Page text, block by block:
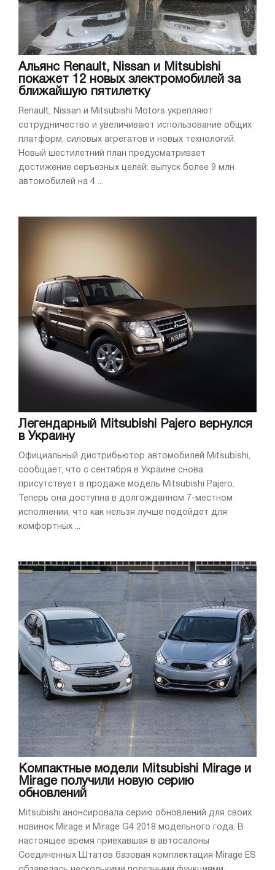
Альянс Renault, Nissan и Mitsubishi
покажет 12 новых электромобилей за
ближайшую пятилетку
Renault, Nissan и Mitsubishi Motors укрепляют
сотрудничество и увеличивают использование общих
платформ, силовых агрегатов и новых технологий.
Новый шестилетний план предусматривает
достижение серъезных целей: выпуск более 9 млн
автомобилей на 4 ...
Легендарный Mitsubishi Pajero вернулся
в Украину
Официальный дистрибьютор автомобилей Mitsubishi,
сообщает, что с сентября в Украине снова
присутствует в продаже модель Mitsubishi Pajero.
Теперь она доступна в долгожданном 7-местном
исполнении, что как нельзя лучше подойдет для
комфортных ...
Компактные модели Mitsubishi Mirage и
Mirage получили новую серию
обновлений
Mitsubishi анонсировала серию обновлений для своих
новинок Mirage и Mirage G4 2018 модельного года. В
настоящее время приехавшая в автосалоны
Соединенных Штатов базовая комплектация Mirage ES